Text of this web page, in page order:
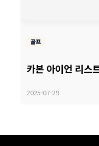
골프
카본 아이언 리스
2025-07-29